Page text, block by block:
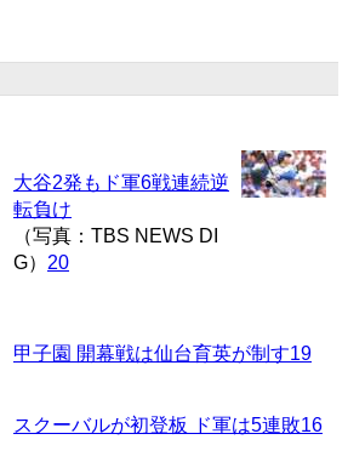
大谷2発もド軍6戦連続逆
転負け
（写真：TBS NEWS DI
G） 20
甲子園 開幕戦は仙台育英が制す19
スクーバルが初登板 ド軍は5連敗16